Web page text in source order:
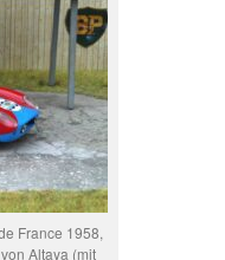
France 1958,
Altaya (mit